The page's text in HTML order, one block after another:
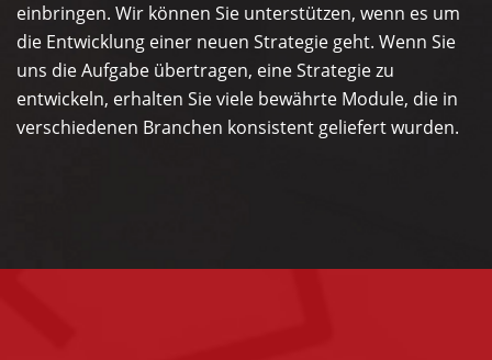
einbringen. Wir können Sie unterstützen, wenn es um
die Entwicklung einer neuen Strategie geht. Wenn Sie
uns die Aufgabe übertragen, eine Strategie zu
entwickeln, erhalten Sie viele bewährte Module, die in
verschiedenen Branchen konsistent geliefert wurden.